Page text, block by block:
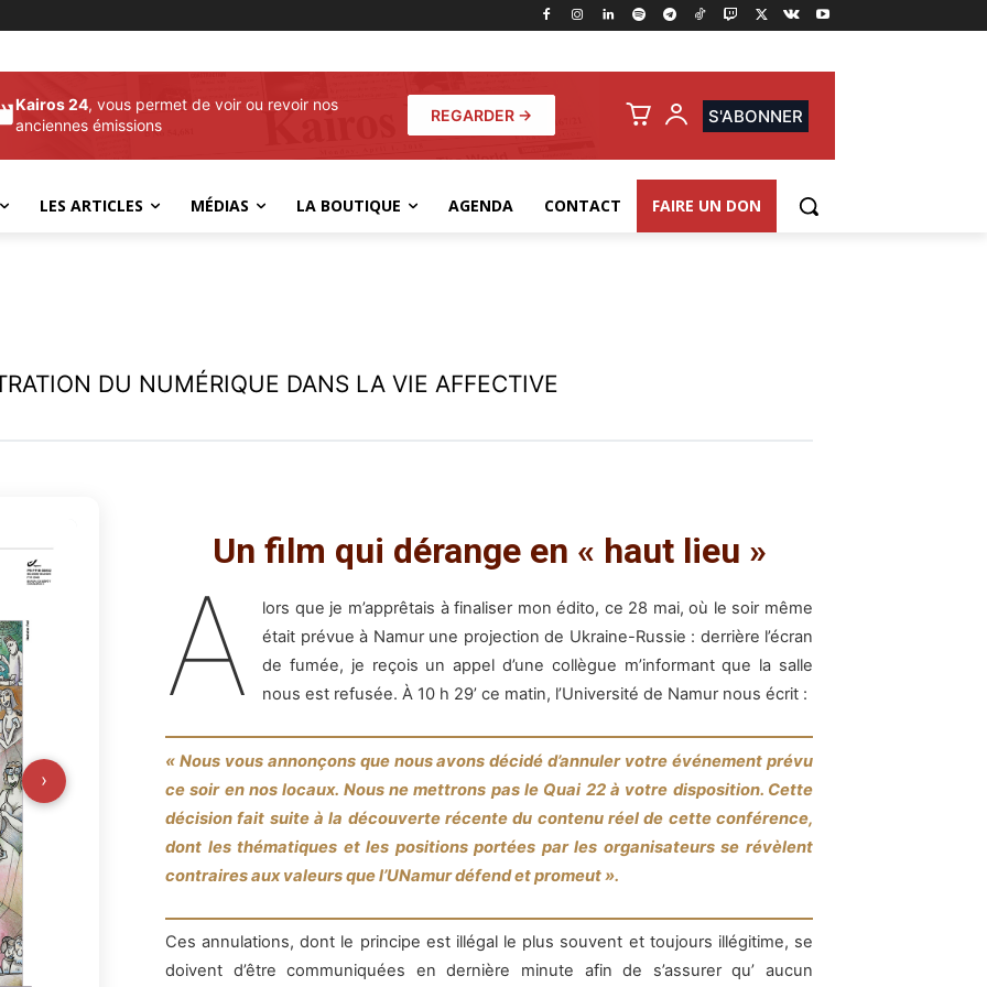
Kairos 24, vous permet de voir ou revoir nos
anciennes émissions
REGARDER → S'ABONNER
LES ARTICLES MÉDIAS LA BOUTIQUE AGENDA CONTACT FAIRE UN DON
DU NUMÉRIQUE DANS LA VIE AFFECTIVE
›
Un film qui dérange en « haut lieu »
A
lors que je m’apprêtais à finaliser mon édito, ce 28 mai, où le soir même
était prévue à Namur une projection de Ukraine-Russie : derrière l’écran
de fumée, je reçois un appel d’une collègue m’informant que la salle
nous est refusée. À 10 h 29’ ce matin, l’Université de Namur nous écrit :
« Nous vous annonçons que nous avons décidé d’annuler votre événement prévu
ce soir en nos locaux. Nous ne mettrons pas le Quai 22 à votre disposition. Cette
décision fait suite à la découverte récente du contenu réel de cette conférence,
dont les thématiques et les positions portées par les organisateurs se révèlent
contraires aux valeurs que l’UNamur défend et promeut ».
Ces annulations, dont le principe est illégal le plus souvent et toujours illégitime, se
doivent d’être communiquées en dernière minute afin de s’assurer qu’ aucun